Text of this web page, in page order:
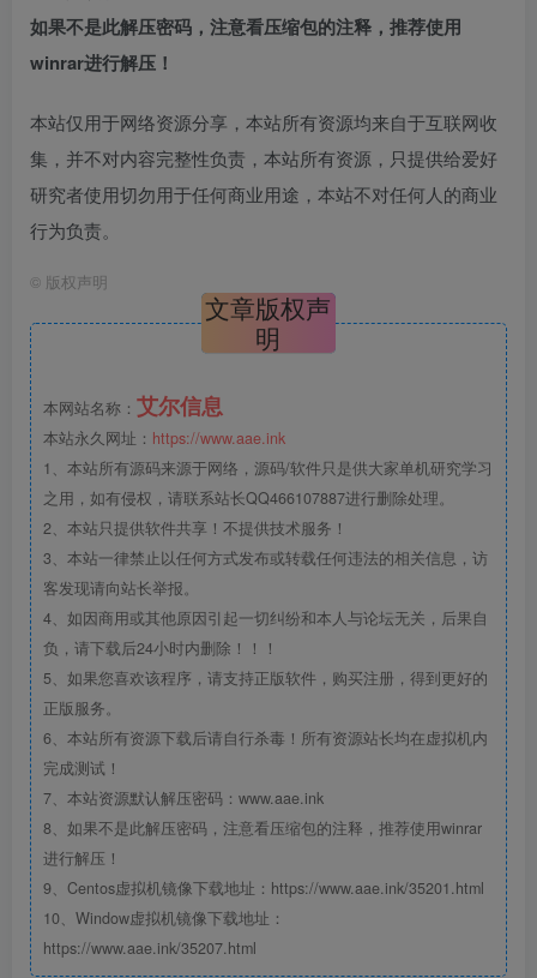
如果不是此解压密码，注意看压缩包的注释，推荐使用
winrar进行解压！
本站仅用于网络资源分享，本站所有资源均来自于互联网收
集，并不对内容完整性负责，本站所有资源，只提供给爱好
研究者使用切勿用于任何商业用途，本站不对任何人的商业
行为负责。
© 版权声明
文章版权声
明
本网站名称： 艾尔信息
本站永久网址： https://www.aae.ink
1、本站所有源码来源于网络，源码/软件只是供大家单机研究学习
之用，如有侵权，请联系站长QQ466107887进行删除处理。
2、本站只提供软件共享！不提供技术服务！
3、本站一律禁止以任何方式发布或转载任何违法的相关信息，访
客发现请向站长举报。
4、如因商用或其他原因引起一切纠纷和本人与论坛无关，后果自
负，请下载后24小时内删除！！！
5、如果您喜欢该程序，请支持正版软件，购买注册，得到更好的
正版服务。
6、本站所有资源下载后请自行杀毒！所有资源站长均在虚拟机内
完成测试！
7、本站资源默认解压密码：www.aae.ink
8、如果不是此解压密码，注意看压缩包的注释，推荐使用winrar
进行解压！
9、Centos虚拟机镜像下载地址：https://www.aae.ink/35201.html
10、Window虚拟机镜像下载地址：
https://www.aae.ink/35207.html